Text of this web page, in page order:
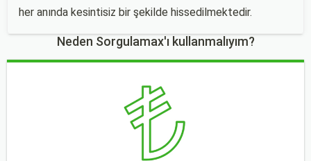
her anında kesintisiz bir şekilde hissedilmektedir.
Neden Sorgulamax'ı kullanmalıyım?